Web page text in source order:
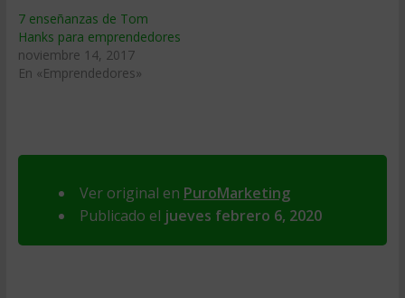
7 enseñanzas de Tom
Hanks para emprendedores
noviembre 14, 2017
En «Emprendedores»
Ver original en PuroMarketing
Publicado el jueves febrero 6, 2020